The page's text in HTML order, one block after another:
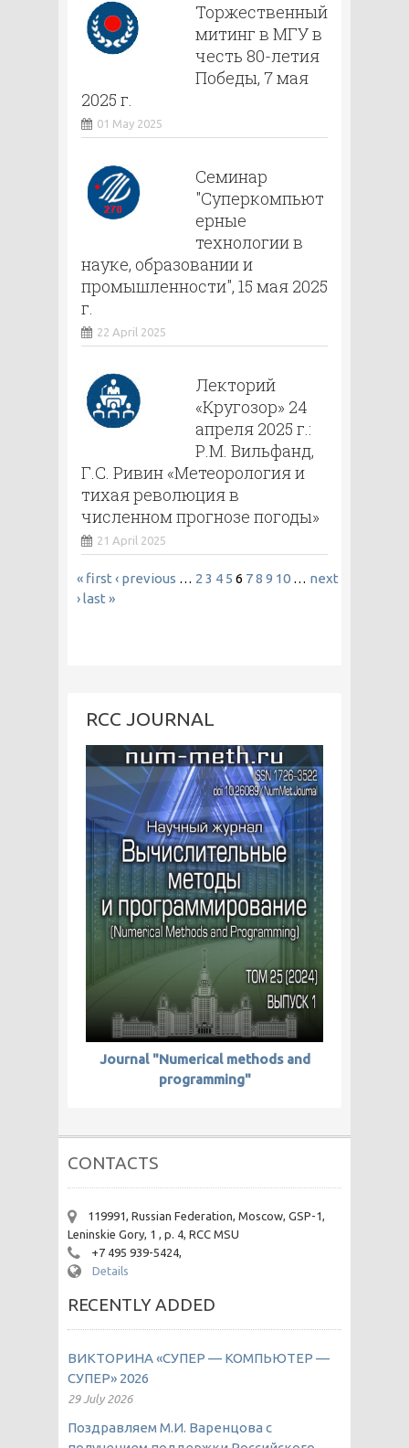
Торжественный
митинг в МГУ в
честь 80-летия
Победы, 7 мая
2025 г.
01 May 2025
Семинар
"Суперкомпьют
ерные
технологии в
науке, образовании и
промышленности", 15 мая 2025
г.
22 April 2025
Лекторий
«Кругозор» 24
апреля 2025 г.:
Р.М. Вильфанд,
Г.С. Ривин «Метеорология и
тихая революция в
численном прогнозе погоды»
21 April 2025
PAGES
« first ‹ previous … 2 3 4 5 6 78 9 10 … next
› last »
RCC JOURNAL
Journal "Numerical methods and
programming"
CONTACTS
119991, Russian Federation, Moscow, GSP-1,
Leninskie Gory, 1 , p. 4, RCC MSU
+7 495 939-5424,
Details
RECENTLY ADDED
ВИКТОРИНА «СУПЕР — КОМПЬЮТЕР —
СУПЕР» 2026
29 July 2026
Поздравляем М.И. Варенцова с